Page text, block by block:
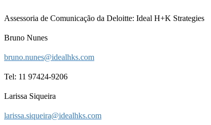
Assessoria de Comunicação da Deloitte: Ideal H+K Strategies
Bruno Nunes
bruno.nunes@idealhks.com
Tel: 11 97424-9206
Larissa Siqueira
larissa.siqueira@idealhks.com